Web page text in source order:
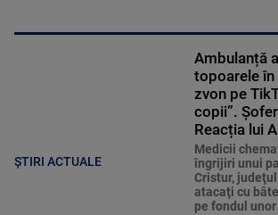
ȘTIRI ACTUALE
Ambulanță
topoarele în
zvon pe
copii”.
Reacția lui
Medicii
îngrijiri unui
Cristur,
atacaţi cu
pe fondul